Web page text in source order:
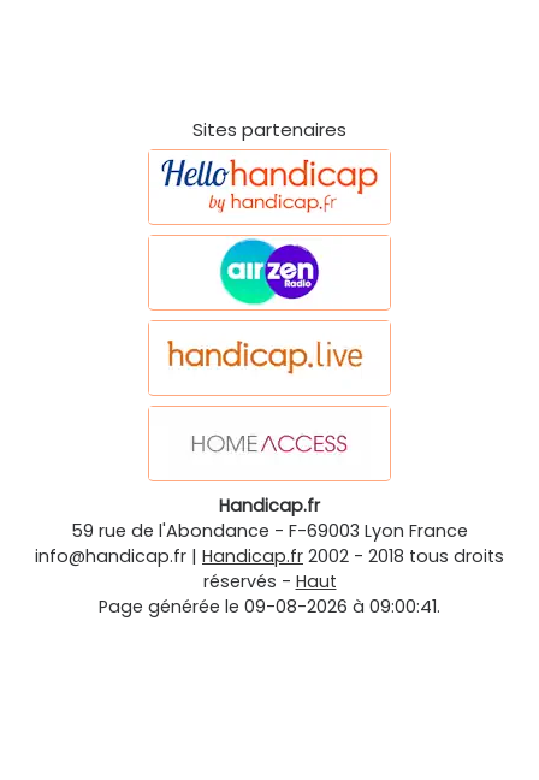
Sites partenaires
Handicap.fr
59 rue de l'Abondance - F-69003 Lyon France
info@handicap.fr | Handicap.fr 2002 - 2018 tous droits
réservés - Haut
Page générée le 09-08-2026 à 09:00:41.